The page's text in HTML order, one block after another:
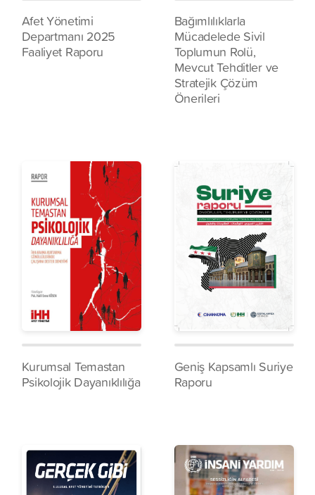
Afet Yönetimi
Departmanı 2025
Faaliyet Raporu
Bağımlılıklarla
Mücadelede Sivil
Toplumun Rolü,
Mevcut Tehditler ve
Stratejik Çözüm
Önerileri
Kurumsal Temastan
Psikolojik Dayanıklılığa
Geniş Kapsamlı Suriye
Raporu